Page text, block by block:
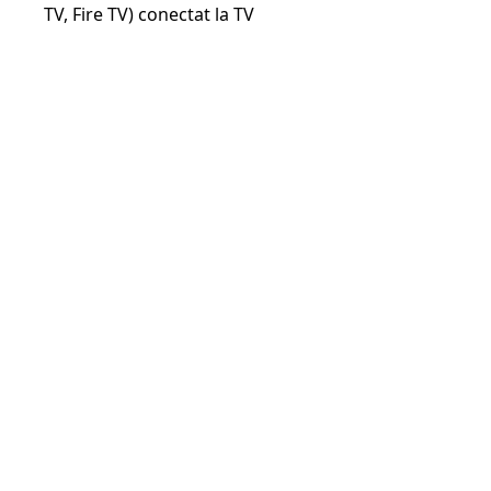
TV, Fire TV) conectat la TV